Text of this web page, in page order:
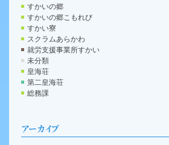
すかいの郷
すかいの郷こもれび
すかい寮
スクラムあらかわ
就労支援事業所すかい
未分類
皇海荘
第二皇海荘
総務課
アーカイブ